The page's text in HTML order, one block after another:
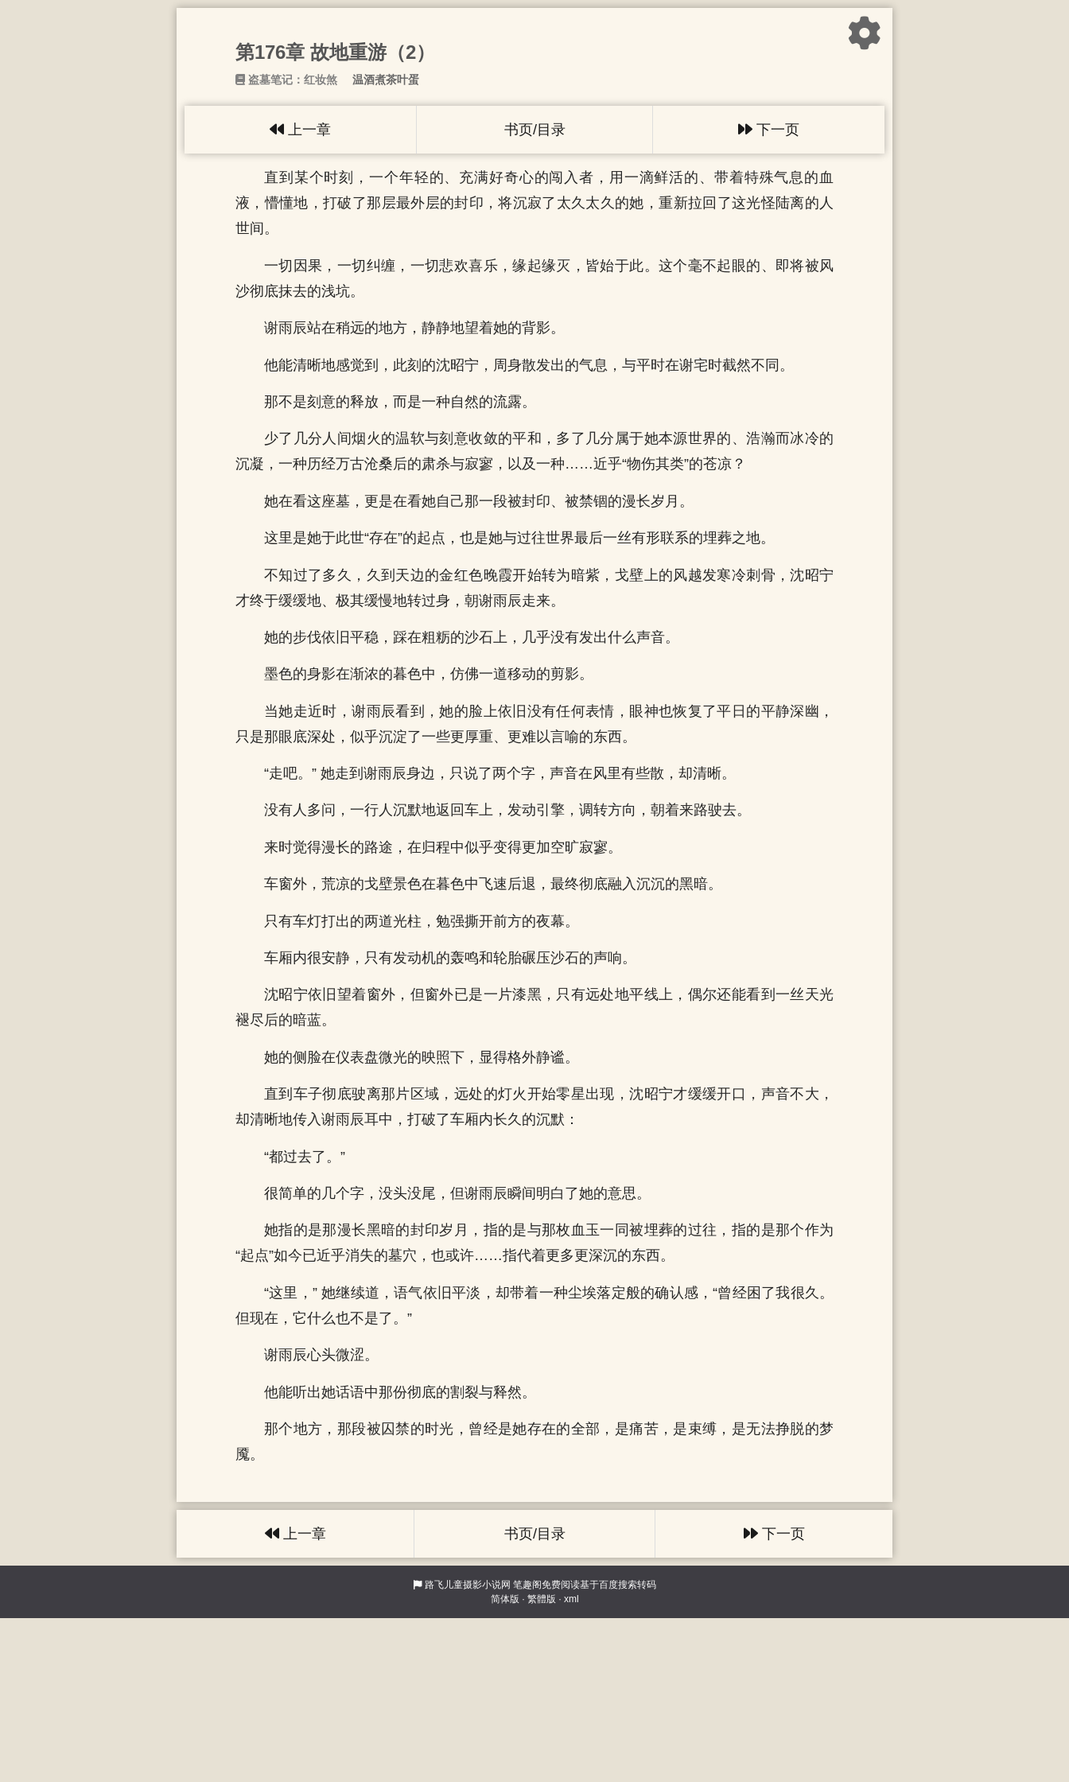
第176章 故地重游（2）
盗墓笔记：红妆煞 温酒煮茶叶蛋
上一章 书页/目录 下一页
直到某个时刻，一个年轻的、充满好奇心的闯入者，用一滴鲜活的、带着特殊气息的血
液，懵懂地，打破了那层最外层的封印，将沉寂了太久太久的她，重新拉回了这光怪陆离的人
世间。
一切因果，一切纠缠，一切悲欢喜乐，缘起缘灭，皆始于此。这个毫不起眼的、即将被风
沙彻底抹去的浅坑。
谢雨辰站在稍远的地方，静静地望着她的背影。
他能清晰地感觉到，此刻的沈昭宁，周身散发出的气息，与平时在谢宅时截然不同。
那不是刻意的释放，而是一种自然的流露。
少了几分人间烟火的温软与刻意收敛的平和，多了几分属于她本源世界的、浩瀚而冰冷的
沉凝，一种历经万古沧桑后的肃杀与寂寥，以及一种……近乎“物伤其类”的苍凉？
她在看这座墓，更是在看她自己那一段被封印、被禁锢的漫长岁月。
这里是她于此世“存在”的起点，也是她与过往世界最后一丝有形联系的埋葬之地。
不知过了多久，久到天边的金红色晚霞开始转为暗紫，戈壁上的风越发寒冷刺骨，沈昭宁
才终于缓缓地、极其缓慢地转过身，朝谢雨辰走来。
她的步伐依旧平稳，踩在粗粝的沙石上，几乎没有发出什么声音。
墨色的身影在渐浓的暮色中，仿佛一道移动的剪影。
当她走近时，谢雨辰看到，她的脸上依旧没有任何表情，眼神也恢复了平日的平静深幽，
只是那眼底深处，似乎沉淀了一些更厚重、更难以言喻的东西。
“走吧。” 她走到谢雨辰身边，只说了两个字，声音在风里有些散，却清晰。
没有人多问，一行人沉默地返回车上，发动引擎，调转方向，朝着来路驶去。
来时觉得漫长的路途，在归程中似乎变得更加空旷寂寥。
车窗外，荒凉的戈壁景色在暮色中飞速后退，最终彻底融入沉沉的黑暗。
只有车灯打出的两道光柱，勉强撕开前方的夜幕。
车厢内很安静，只有发动机的轰鸣和轮胎碾压沙石的声响。
沈昭宁依旧望着窗外，但窗外已是一片漆黑，只有远处地平线上，偶尔还能看到一丝天光
褪尽后的暗蓝。
她的侧脸在仪表盘微光的映照下，显得格外静谧。
直到车子彻底驶离那片区域，远处的灯火开始零星出现，沈昭宁才缓缓开口，声音不大，
却清晰地传入谢雨辰耳中，打破了车厢内长久的沉默：
“都过去了。”
很简单的几个字，没头没尾，但谢雨辰瞬间明白了她的意思。
她指的是那漫长黑暗的封印岁月，指的是与那枚血玉一同被埋葬的过往，指的是那个作为
“起点”如今已近乎消失的墓穴，也或许……指代着更多更深沉的东西。
“这里，” 她继续道，语气依旧平淡，却带着一种尘埃落定般的确认感，“曾经困了我很久。
但现在，它什么也不是了。”
谢雨辰心头微涩。
他能听出她话语中那份彻底的割裂与释然。
那个地方，那段被囚禁的时光，曾经是她存在的全部，是痛苦，是束缚，是无法挣脱的梦
魇。
上一章 书页/目录 下一页
路飞儿童摄影小说网 笔趣阁免费阅读基于百度搜索转码
简体版 · 繁體版 · xml